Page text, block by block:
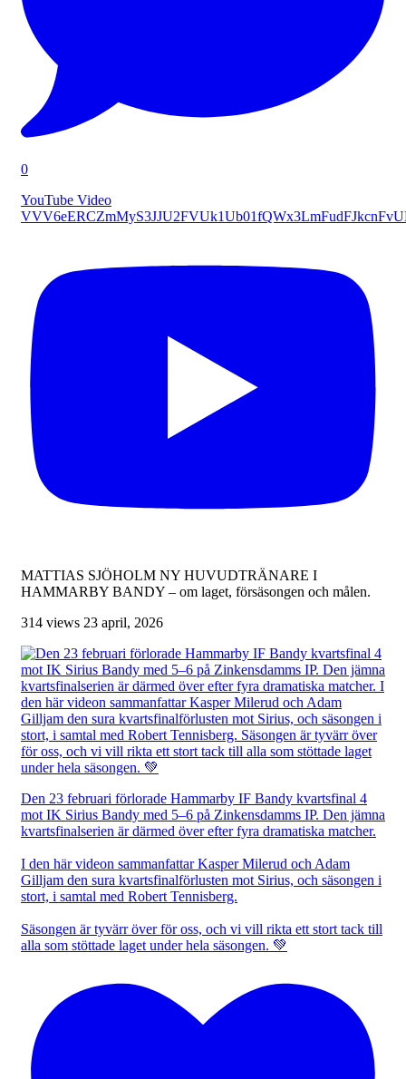
0
YouTube Video
MATTIAS SJÖHOLM NY HUVUDTRÄNARE I
HAMMARBY BANDY – om laget, försäsongen och målen.
314 views 23 april, 2026
Den 23 februari förlorade Hammarby IF Bandy kvartsfinal 4
mot IK Sirius Bandy med 5–6 på Zinkensdamms IP. Den jämna
kvartsfinalserien är därmed över efter fyra dramatiska matcher.
I den här videon sammanfattar Kasper Milerud och Adam
Gilljam den sura kvartsfinalförlusten mot Sirius, och säsongen i
stort, i samtal med Robert Tennisberg.
Säsongen är tyvärr över för oss, och vi vill rikta ett stort tack till
alla som stöttade laget under hela säsongen. 💚